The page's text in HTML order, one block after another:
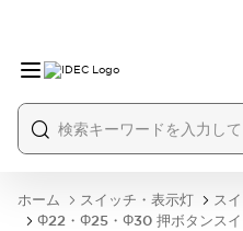
ホーム スイッチ・表示灯
ス
Φ22・Φ25・Φ30 押ボタンスイ